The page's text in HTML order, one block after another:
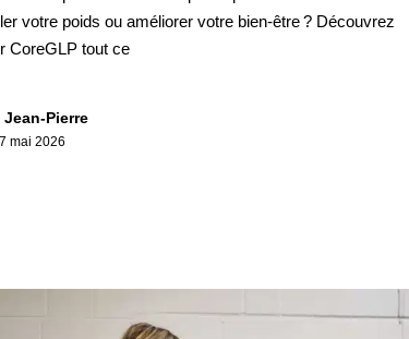
votre poids ou améliorer votre bien-être ? Découvrez
CoreGLP tout ce
Pierre
mai 2026